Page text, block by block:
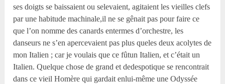
ses doigts se baissaient ou selevaient, agitaient les vieilles clefs
par une habitude machinale,il ne se gênait pas pour faire ce
que l’on nomme des canards entermes d’orchestre, les
danseurs ne s’en apercevaient pas plus queles deux acolytes de
mon Italien ; car je voulais que ce fûtun Italien, et c’était un
Italien. Quelque chose de grand et dedespotique se rencontrait
dans ce vieil Homère qui gardait enlui-même une Odyssée